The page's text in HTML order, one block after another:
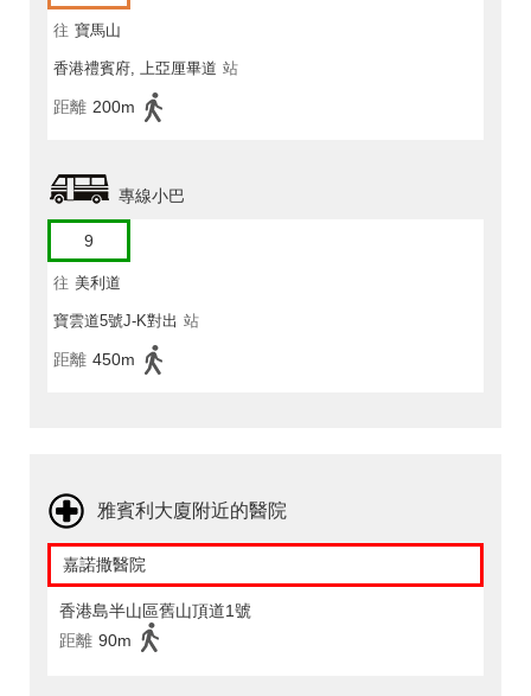
往 寶馬山
香港禮賓府, 上亞厘畢道 站
距離 200m
專線小巴
9
往 美利道
寶雲道5號J-K對出 站
距離 450m
雅賓利大廈附近的醫院
嘉諾撒醫院
香港島半山區舊山頂道1號
距離 90m